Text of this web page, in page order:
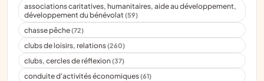
associations caritatives, humanitaires, aide au développement,
développement du bénévolat(59)
chasse pêche(72)
clubs de loisirs, relations(260)
clubs, cercles de réflexion(37)
conduite d'activités économiques(61)